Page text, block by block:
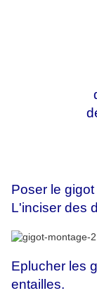
Poser le
L'inciser des
Eplucher les
entailles.